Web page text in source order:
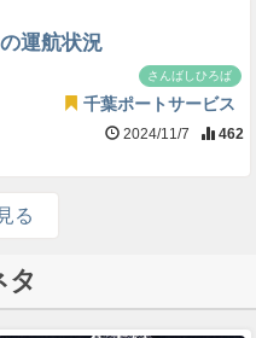
運航状況
さんばしひろば
千葉ポートサービス
2024/11/7 462
る
タ